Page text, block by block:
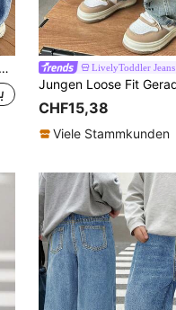
LivelyToddler Jeans
CHF15,38
Viele Stammkunden